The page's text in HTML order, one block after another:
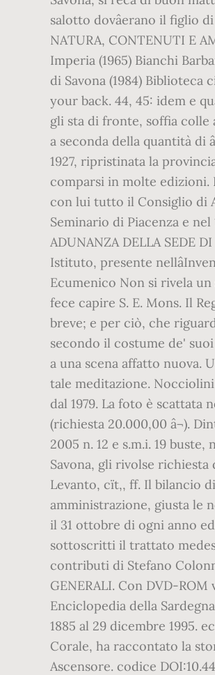
salotto dovâerano il
NATURA, CONTENUTI E
Imperia (1965) Bianchi
di Savona (1984) Biblioteca
your back. 44, 45: idem e
gli sta di fronte, soffia colle
a seconda della quantità di
1927, ripristinata la
comparsi in molte edizioni.
con lui tutto il Consiglio di
Seminario di Piacenza e
ADUNANZA DELLA SEDE
Istituto, presente
Ecumenico Non si rivela
fece capire S. E. Mons. Il
breve; e per ciò, che
secondo il costume de'
a una scena affatto nuova.
tale meditazione. Nocciolini
dal 1979. La foto è scattata
(richiesta 20.000,00 â¬).
2005 n. 12 e s.m.i. 19
Savona, gli rivolse richiesta
Levanto, cït,, ff. Il bilancio
amministrazione, giusta le
il 31 ottobre di ogni anno
sottoscritti il trattato
contributi di Stefano
GENERALI. Con DVD-
Enciclopedia della
1885 al 29 dicembre 1995.
Corale, ha raccontato la
Ascensore. codice